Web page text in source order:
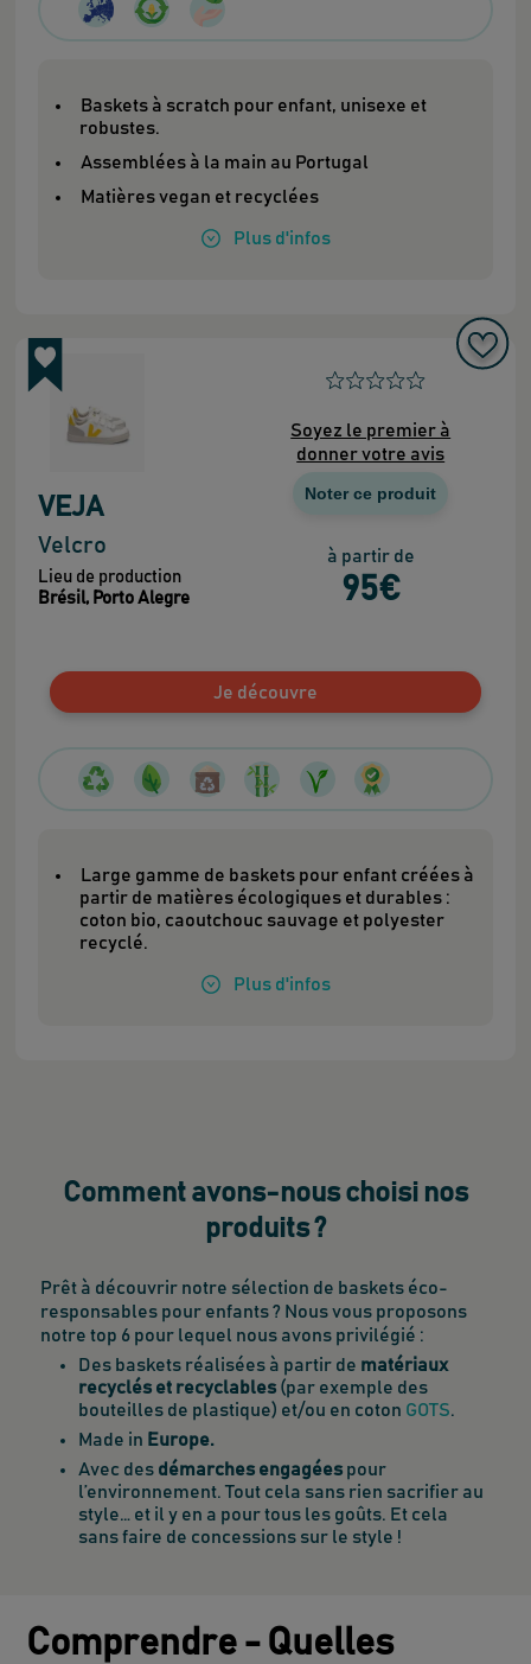
Baskets à scratch pour enfant, unisexe et
robustes.
Assemblées à la main au Portugal
Matières vegan et recyclées
Plus d'infos
Soyez le premier à
donner votre avis
Noter ce produit
à partir de
95€
VEJA
Velcro
Lieu de production
Brésil, Porto Alegre
Je découvre
Large gamme de baskets pour enfant créées à
partir de matières écologiques et durables :
coton bio, caoutchouc sauvage et polyester
recyclé.
Plus d'infos
Comment avons-nous choisi nos
produits ?
Prêt à découvrir notre sélection de baskets éco-
responsables pour enfants ? Nous vous proposons
notre top 6 pour lequel nous avons privilégié :
Des baskets réalisées à partir de matériaux
recyclés et recyclables (par exemple des
bouteilles de plastique) et/ou en coton GOTS.
Made in Europe.
Avec des démarches engagées pour
l’environnement. Tout cela sans rien sacrifier au
style… et il y en a pour tous les goûts. Et cela
sans faire de concessions sur le style !
Comprendre - Quelles